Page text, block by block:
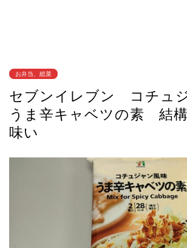
お弁当、総菜
セブンイレブン コチュ
うま辛キャベツの素 結
味い